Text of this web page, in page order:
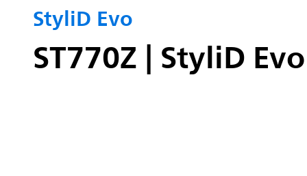
StyliD Evo
ST770Z | StyliD